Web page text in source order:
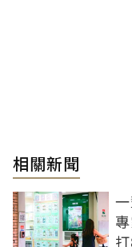
相關新聞